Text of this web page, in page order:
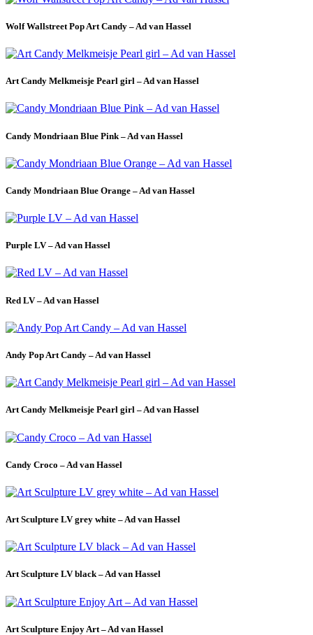
Wolf Wallstreet Pop Art Candy – Ad van Hassel
Art Candy Melkmeisje Pearl girl – Ad van Hassel
Candy Mondriaan Blue Pink – Ad van Hassel
Candy Mondriaan Blue Orange – Ad van Hassel
Purple LV – Ad van Hassel
Red LV – Ad van Hassel
Andy Pop Art Candy – Ad van Hassel
Art Candy Melkmeisje Pearl girl – Ad van Hassel
Candy Croco – Ad van Hassel
Art Sculpture LV grey white – Ad van Hassel
Art Sculpture LV black – Ad van Hassel
Art Sculpture Enjoy Art – Ad van Hassel